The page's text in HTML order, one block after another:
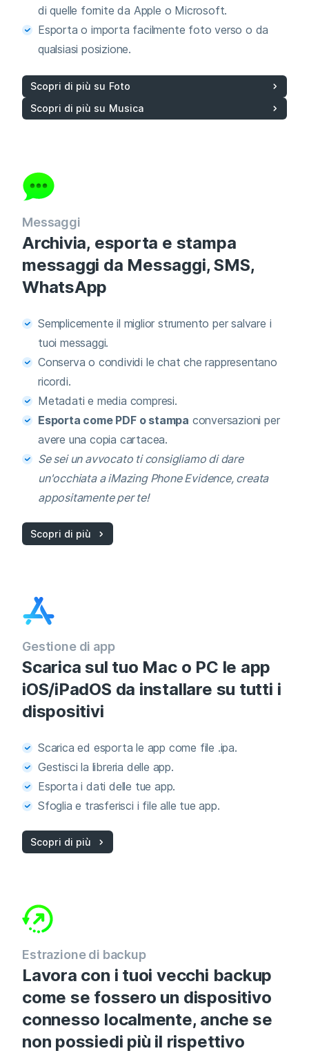
di quelle fornite da Apple o Microsoft.
Esporta o importa facilmente foto verso o da
qualsiasi posizione.
Scopri di più su Foto
Scopri di più su Musica
Messaggi
Archivia, esporta e stampa
messaggi da Messaggi, SMS,
WhatsApp
Semplicemente il miglior strumento per salvare i
tuoi messaggi.
Conserva o condividi le chat che rappresentano
ricordi.
Metadati e media compresi.
Esporta come PDF o stampa conversazioni per
avere una copia cartacea.
Se sei un avvocato ti consigliamo di dare
un'occhiata a iMazing Phone Evidence, creata
appositamente per te!
Scopri di più
Gestione di app
Scarica sul tuo Mac o PC le app
iOS/iPadOS da installare su tutti i
dispositivi
Scarica ed esporta le app come file .ipa.
Gestisci la libreria delle app.
Esporta i dati delle tue app.
Sfoglia e trasferisci i file alle tue app.
Scopri di più
Estrazione di backup
Lavora con i tuoi vecchi backup
come se fossero un dispositivo
connesso localmente, anche se
non possiedi più il rispettivo